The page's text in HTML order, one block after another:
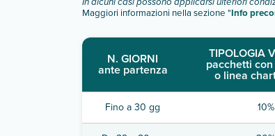
Maggiori informazioni nella sezione "Info
N. GIORNI
ante partenza
TIPOLOGIA
pacchetti
o linea
Fino a 30 gg 10%